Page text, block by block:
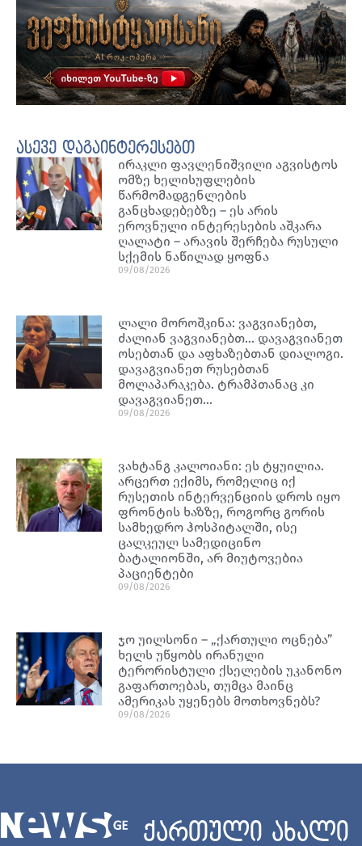
ასევე დაგაინტერესებთ
ირაკლი ფავლენიშვილი აგვისტოს
ომზე ხელისუფლების
წარმომადგენლების
განცხადებებზე – ეს არის
ეროვნული ინტერესების აშკარა
ღალატი – არავის შერჩება რუსული
სქემის ნაწილად ყოფნა
09/08/2026
ლალი მოროშკინა: ვაგვიანებთ,
ძალიან ვაგვიანებთ… დავაგვიანეთ
ოსებთან და აფხაზებთან დიალოგი.
დავაგვიანეთ რუსებთან
მოლაპარაკება. ტრამპთანაც კი
დავაგვიანეთ…
09/08/2026
ვახტანგ კალოიანი: ეს ტყუილია.
არცერთ ექიმს, რომელიც იქ
რუსეთის ინტერვენციის დროს იყო
ფრონტის ხაზზე, როგორც გორის
სამხედრო ჰოსპიტალში, ისე
ცალკეულ სამედიცინო
ბატალიონში, არ მიუტოვებია
პაციენტები
09/08/2026
ჯო უილსონი – „ქართული ოცნება”
ხელს უწყობს ირანული
ტერორისტული ქსელების უკანონო
გაფართოებას, თუმცა მაინც
ამერიკას უყენებს მოთხოვნებს?
09/08/2026
ქართული ახალი